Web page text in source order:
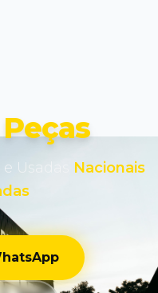
Usadas Nacionais